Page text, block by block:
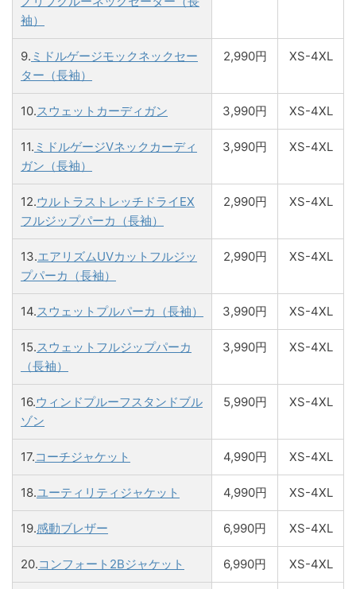
袖）
9. ミドルゲージモックネックセー
ター（長袖）
2,990円 XS-4XL
10.スウェットカーディガン 3,990円 XS-4XL
11. ミドルゲージVネックカーディ
ガン（長袖）
3,990円 XS-4XL
12.ウルトラストレッチドライEX
フルジップパーカ（長袖）
2,990円 XS-4XL
13.エアリズムUVカットフルジッ
プパーカ（長袖）
2,990円 XS-4XL
14.スウェットプルパーカ（長袖） 3,990円 XS-4XL
15.スウェットフルジップパーカ
（長袖）
3,990円 XS-4XL
16.ウィンドプルーフスタンドブル
ゾン
5,990円 XS-4XL
17.コーチジャケット 4,990円 XS-4XL
18.ユーティリティジャケット 4,990円 XS-4XL
19.感動ブレザー 6,990円 XS-4XL
20.コンフォート2Bジャケット 6,990円 XS-4XL